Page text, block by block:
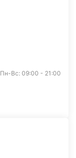
Пн-Вс: 09:00 - 21:00